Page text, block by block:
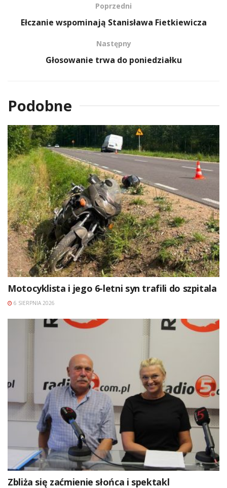
Poprzedni
Ełczanie wspominają Stanisława Fietkiewicza
Następny
Głosowanie trwa do poniedziałku
Podobne
Motocyklista i jego 6-letni syn trafili do szpitala
6 SIERPNIA 2026
Zbliża się zaćmienie słońca i spektakl